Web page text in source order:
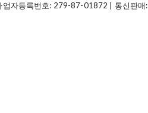
자등록번호: 279-87-01872 | 통신판매: